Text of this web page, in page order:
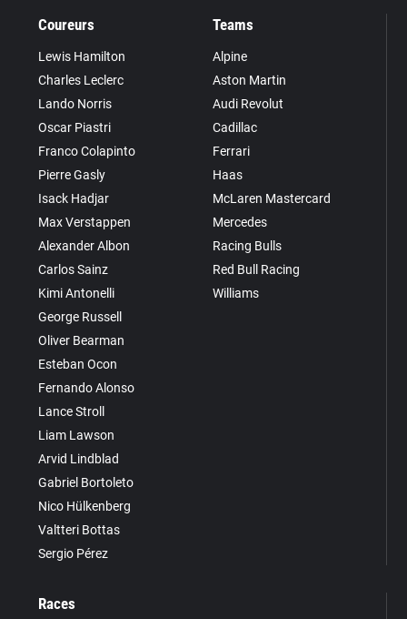
Coureurs
Lewis Hamilton
Charles Leclerc
Lando Norris
Oscar Piastri
Franco Colapinto
Pierre Gasly
Isack Hadjar
Max Verstappen
Alexander Albon
Carlos Sainz
Kimi Antonelli
George Russell
Oliver Bearman
Esteban Ocon
Fernando Alonso
Lance Stroll
Liam Lawson
Arvid Lindblad
Gabriel Bortoleto
Nico Hülkenberg
Valtteri Bottas
Sergio Pérez
Teams
Alpine
Aston Martin
Audi Revolut
Cadillac
Ferrari
Haas
McLaren Mastercard
Mercedes
Racing Bulls
Red Bull Racing
Williams
Races